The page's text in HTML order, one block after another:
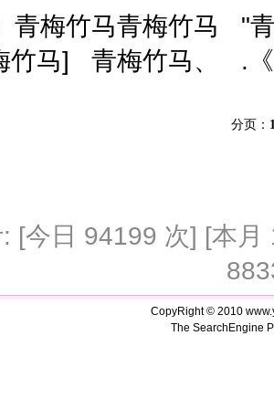
青梅竹马青梅竹马
"
竹马] 青梅竹马、 .
分页：
[今日 94199 次] [本
CopyRight © 2010
The SearchEngine